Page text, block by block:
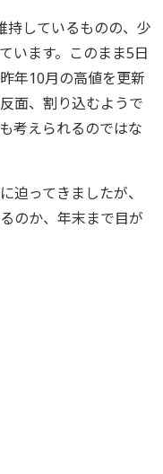
持しているものの、少
います。このまま5日
年10月の高値を更新
面、割り込むようで
考えられるのではな
迫ってきましたが、
のか、年末まで目が